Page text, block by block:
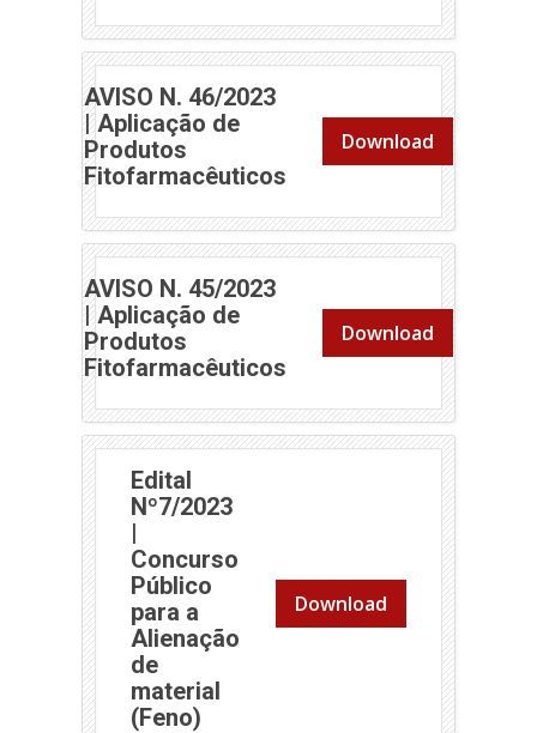
AVISO N. 46/2023
| Aplicação de
Produtos
Fitofarmacêuticos (abre em nova janela)
Download
AVISO N. 45/2023
| Aplicação de
Produtos
Fitofarmacêuticos (abre em nova janela)
Download
Edital
Nº7/2023
|
Concurso
Público
para a
Alienação
de
material
(Feno)
Download